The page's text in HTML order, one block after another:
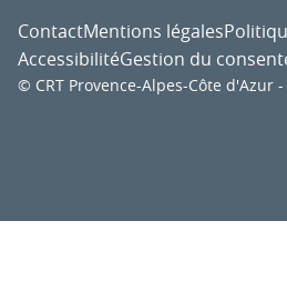
© CRT Provence-Alpes-Côte d'Azur
ContactMentions légales
AccessibilitéGestion du